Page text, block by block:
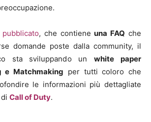
, che contieneuna FAQ che
domande poste dalla community, il
sta sviluppando unwhite paper
e Matchmaking per tutti coloro che
le informazioni più dettagliate
Call of Duty.